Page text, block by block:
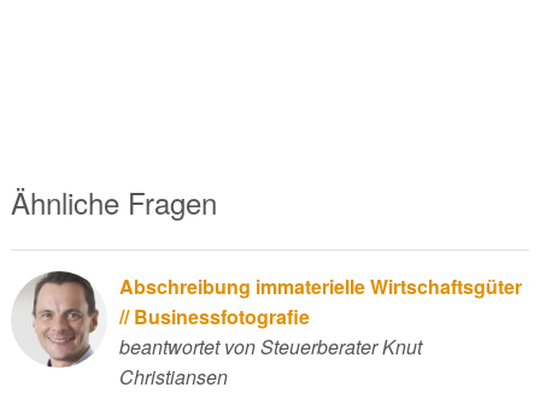
Ähnliche Fragen
Abschreibung immaterielle Wirtschaftsgüter
// Businessfotografie
beantwortet von Steuerberater Knut
Christiansen